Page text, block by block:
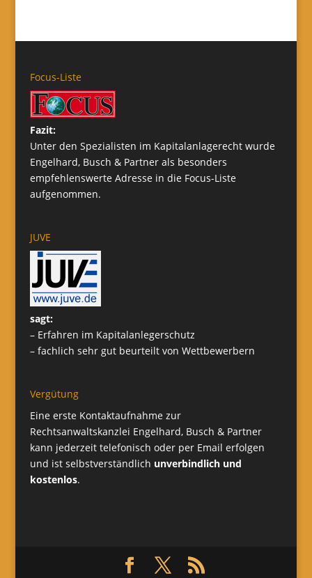
Focus-Liste
Fazit:
Unter den Spezialisten im Kapitalanlagerecht wurde
Engelhard, Busch & Partner als besonders
empfehlenswerte Adresse in die Focus-Liste
aufgenommen.
JUVE
sagt:
– Erfahren im Kapitalanlegerschutz
– fachlich sehr gut beurteilt von Wettbewerbern
Vergütung
Eine erste Kontaktaufnahme zur
Rechtsanwaltskanzlei Engelhard, Busch & Partner
kann jederzeit telefonisch oder per Email erfolgen
und ist selbstverständlich unverbindlich und
kostenlos.